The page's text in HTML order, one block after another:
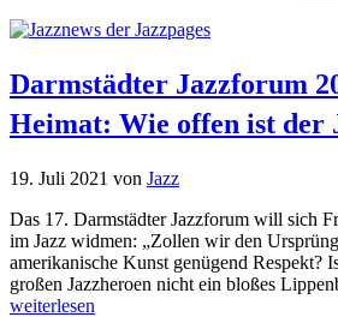
Darmstädter Jazzforum
Heimat: Wie offen ist der
19. Juli 2021 von Jazz
Das 17. Darmstädter Jazzforum will sich
im Jazz widmen: „Zollen wir den
amerikanische Kunst genügend Respekt?
großen Jazzheroen nicht ein bloßes
weiterlesen